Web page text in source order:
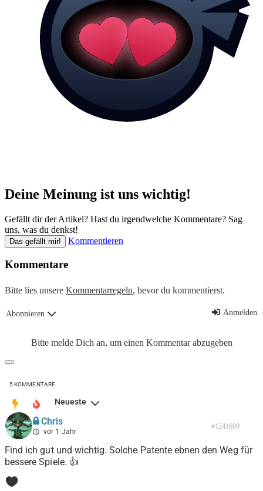
Deine Meinung ist uns wichtig!
Gefällt dir der Artikel? Hast du irgendwelche Kommentare? Sag
uns, was du denkst!
Das gefällt mir! Kommentieren
Kommentare
Bitte lies unsere Kommentarregeln, bevor du kommentierst.
Abonnieren Anmelden
Bitte melde Dich an, um einen Kommentar abzugeben
5KOMMENTARE
Neueste
Chris
vor 1 Jahr
#1241609
Find ich gut und wichtig. Solche Patente ebnen den Weg für
bessere Spiele. 👍
0